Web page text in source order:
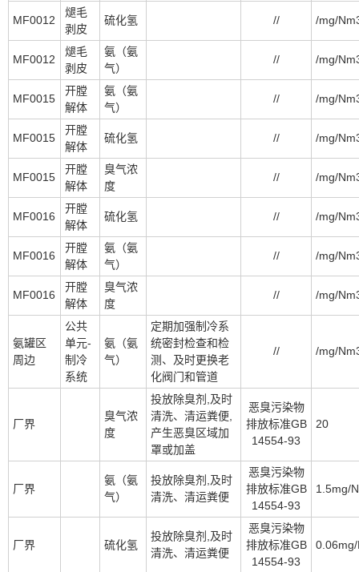
MF0012
煺毛
剥皮
硫化氢 // /mg/
MF0012
煺毛
剥皮
氨（氨
气）
// /mg/
MF0015
开膛
解体
氨（氨
气）
// /mg/
MF0015
开膛
解体
硫化氢 // /mg/
MF0015
开膛
解体
臭气浓
度
// /mg/
MF0016
开膛
解体
硫化氢 // /mg/
MF0016
开膛
解体
氨（氨
气）
// /mg/
MF0016
开膛
解体
臭气浓
度
// /mg/
氨罐区
周边
公共
单元-
制冷
系统
氨（氨
气）
定期加强制冷系
统密封检查和检
测、及时更换老
化阀门和管道
// /mg/
厂界
臭气浓
度
投放除臭剂,及时
清洗、清运粪便,
产生恶臭区域加
罩或加盖
恶臭污染物
排放标准GB
14554-93
20
厂界
氨（氨
气）
投放除臭剂,及时
清洗、清运粪便
恶臭污染物
排放标准GB
14554-93
1.5mg/
厂界 硫化氢
投放除臭剂,及时
清洗、清运粪便
恶臭污染物
排放标准GB
14554-93